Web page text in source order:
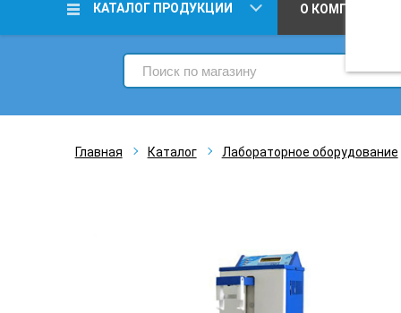
КАТАЛОГ ПРОДУКЦИИ О КОМПАНИИ
Главная Каталог Лабораторное оборудование